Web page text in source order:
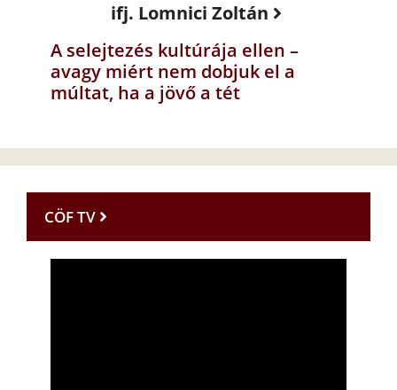
ifj. Lomnici Zoltán
A selejtezés kultúrája ellen –
avagy miért nem dobjuk el a
múltat, ha a jövő a tét
CÖF TV